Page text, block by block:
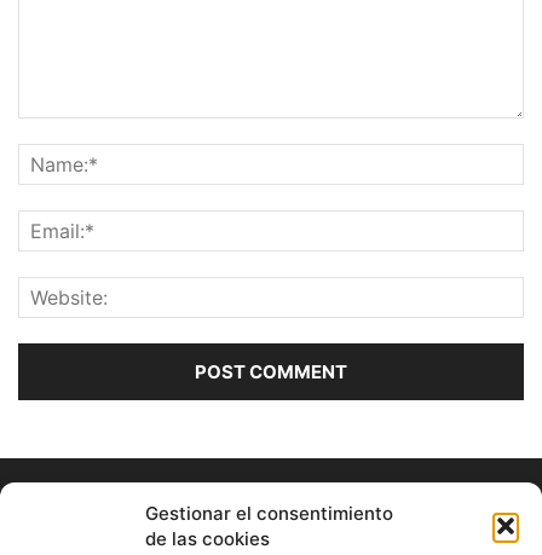
Gestionar el consentimiento
de las cookies